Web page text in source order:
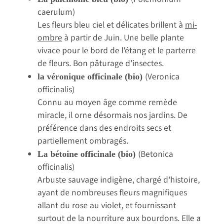
caerulum)
Les fleurs bleu ciel et délicates brillent à mi-
ombre à partir de Juin. Une belle plante
vivace pour le bord de l'étang et le parterre
de fleurs. Bon pâturage d'insectes.
la véronique officinale (bio) (Veronica
officinalis)
Connu au moyen âge comme remède
miracle, il orne désormais nos jardins. De
préférence dans des endroits secs et
partiellement ombragés.
La bétoine officinale (bio) (Betonica
officinalis)
Arbuste sauvage indigène, chargé d'histoire,
ayant de nombreuses fleurs magnifiques
allant du rose au violet, et fournissant
surtout de la nourriture aux bourdons. Elle a